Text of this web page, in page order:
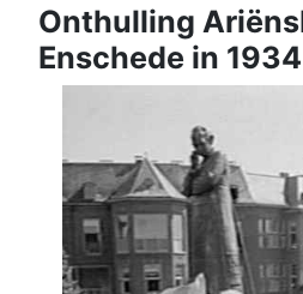
Onthulling
Enschede in 1934